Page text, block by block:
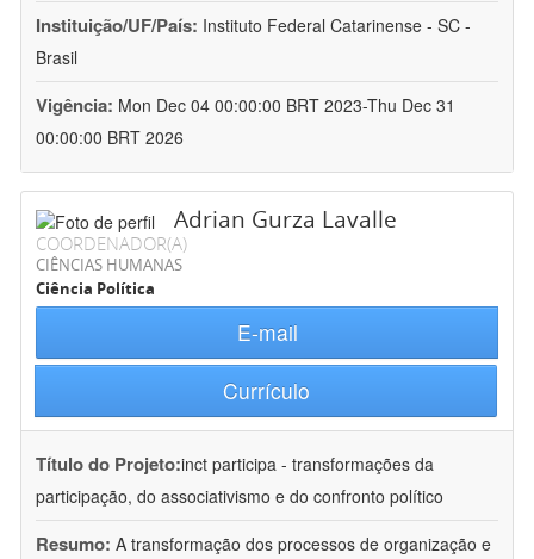
Instituição/UF/País: Instituto Federal Catarinense - SC -
Brasil
Vigência: Mon Dec 04 00:00:00 BRT 2023-Thu Dec 31
00:00:00 BRT 2026
Adrian Gurza Lavalle
COORDENADOR(A)
CIÊNCIAS HUMANAS
Ciência Política
E-mail
Currículo
Título do Projeto:inct participa - transformações da
participação, do associativismo e do confronto político
Resumo: A transformação dos processos de organização e